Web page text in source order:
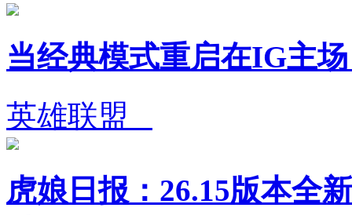
当经典模式重启在IG主
英雄联盟
虎娘日报：26.15版本全